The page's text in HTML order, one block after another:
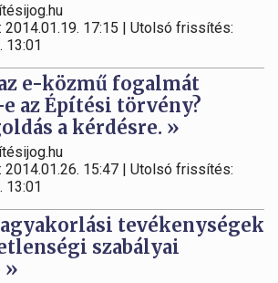
2014.01.19. 17:15 | Utolsó frissítés:
13:01
e-közmű fogalmát
az Építési törvény?
a kérdésre. »
2014.01.26. 15:47 | Utolsó frissítés:
13:01
tevékenységek
szabályai
»